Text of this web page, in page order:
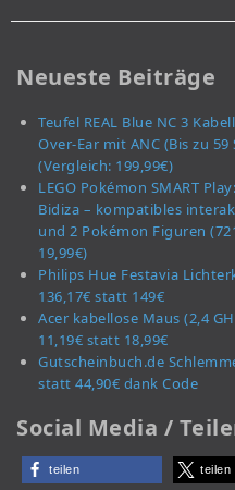
Neueste Beiträge
Teufel REAL Blue NC 3
Over-Ear mit ANC (Bis zu
(Vergleich: 199,99€)
LEGO Pokémon SMART
Bidiza – kompatibles
und 2 Pokémon Figuren
19,99€)
Philips Hue Festavia
136,17€ statt 149€
Acer kabellose Maus (2,4
11,19€ statt 18,99€
Gutscheinbuch.de
statt 44,90€ dank Code
Social Media /
teilen teilen